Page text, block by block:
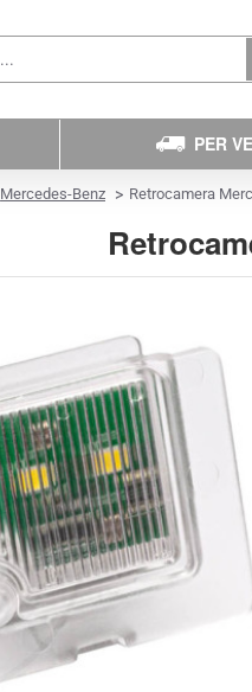
PER
Mercedes-Benz Retrocamera